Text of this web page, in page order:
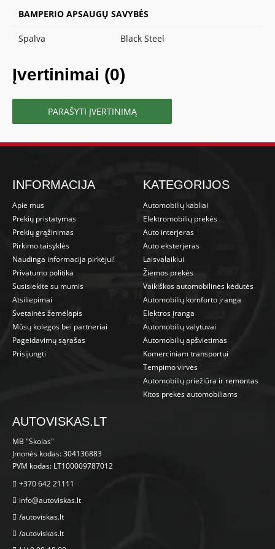
BAMPERIO APSAUGŲ SAVYBĖS
Spalva Black Steel
Įvertinimai (0)
PARAŠYTI ĮVERTINIMĄ
INFORMACIJA
Apie mus
Prekių pristatymas
Prekių grąžinimas
Pirkimo taisyklės
Naudinga informacija pirkėjui!
Privatumo politika
Susisiekite su mumis
Atsiliepimai
Svetainės žemėlapis
Mūsų kolegos bei partneriai
Pageidavimų sąrašas
Prisijungti
KATEGORIJOS
Automobilių kabliai
Elektromobilių prekės
Auto interjeras
Auto eksterjeras
Laisvalaikiui
Žiemos prekės
Vaikiškos automobilinės kėdutės
Automobilių komforto įranga
Elektros įranga
Automobilių valytuvai
Automobilių apšvietimas
Komerciniam transportui
Tempimo virvės
Automobilių priežiūra ir remontas
Kitos prekės automobiliams
AUTOVISKAS.LT
MB "Skolas"
Įmonės kodas: 304136883
PVM kodas: LT100009787012
+370 642 21111
info@autoviskas.lt
/autoviskas.lt
/autoviskas.lt